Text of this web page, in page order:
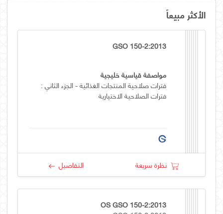
الأكثر مبيعاً
GSO 150-2:2013
مواصفة قياسية خليجية
فترات صلاحية المنتجات الغذائية - الجزء الثاني :
فترات الصلاحية الاختيارية
نظرة سريعة التفاصيل
OS GSO 150-2:2013